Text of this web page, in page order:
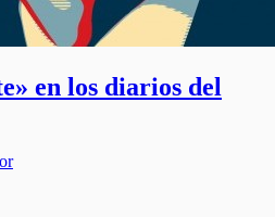
en los diarios del